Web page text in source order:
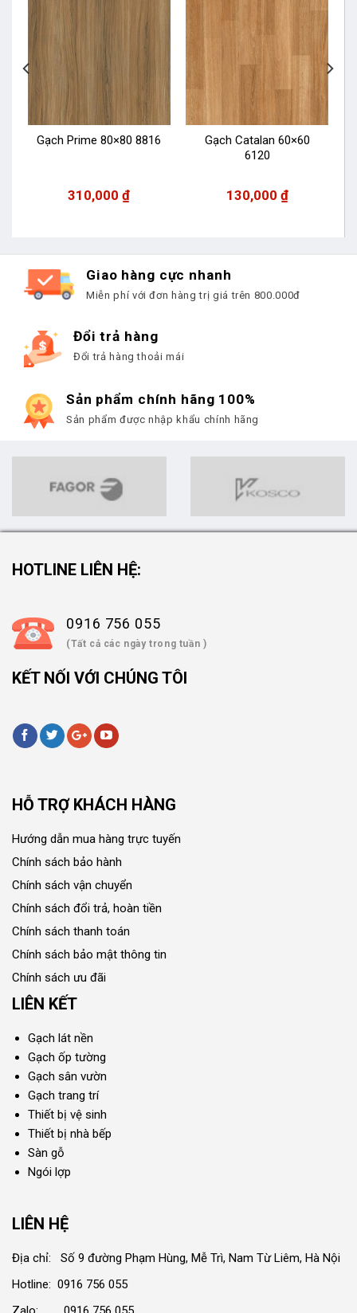
Gạch Prime 80×80 8816
310,000₫
Gạch Catalan 60×60
6120
130,000 ₫
Giao hàng cực nhanh
Miễn phí với đơn hàng trị giá trên 800.000đ
Đổi trả hàng
Đổi trả hàng thoải mái
Sản phẩm chính hãng 100%
Sản phẩm được nhập khẩu chính hãng
HOTLINE LIÊN HỆ:
0916 756 055
(Tất cả các ngày trong tuần )
KẾT NỐI VỚI CHÚNG TÔI
HỖ TRỢ KHÁCH HÀNG
Hướng dẫn mua hàng trực tuyến
Chính sách bảo hành
Chính sách vận chuyển
Chính sách đổi trả, hoàn tiền
Chính sách thanh toán
Chính sách bảo mật thông tin
Chính sách ưu đãi
LIÊN KẾT
Gạch lát nền
Gạch ốp tường
Gạch sân vườn
Gạch trang trí
Thiết bị vệ sinh
Thiết bị nhà bếp
Sàn gỗ
Ngói lợp
LIÊN HỆ
Địa chỉ: Số 9 đường Phạm Hùng, Mễ Trì, Nam Từ Liêm, Hà Nội
Hotline: 0916 756 055